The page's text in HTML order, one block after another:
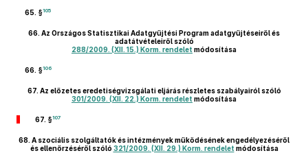
65. §105
66. Az Országos Statisztikai Adatgyűjtési Program adatgyűjtéseiről és
adatátvételeiről szóló
288/2009. (XII. 15.) Korm. rendelet módosítása
66. §106
67. Az előzetes eredetiségvizsgálati eljárás részletes szabályairól szóló
301/2009. (XII. 22.) Korm. rendelet módosítása
67. §107
68. A szociális szolgáltatók és intézmények működésének engedélyezéséről
és ellenőrzéséről szóló 321/2009. (XII. 29.) Korm. rendelet módosítása